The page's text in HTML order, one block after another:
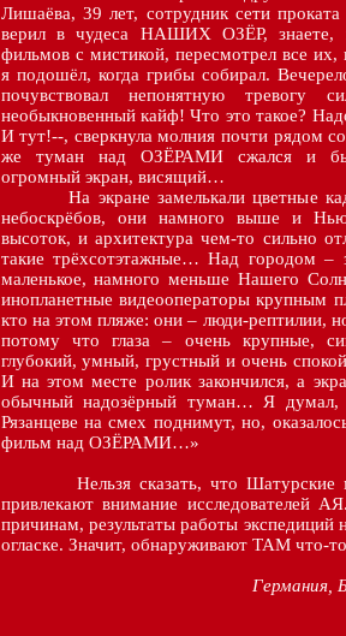
Лишаёва, 39 лет, сотрудник сети
верил в чудеса НАШИХ ОЗЁР, знаете,
фильмов с мистикой, пересмотрел все
я подошёл, когда грибы собирал.
почувствовал непонятную тревогу
необыкновенный кайф! Что это такое?
И тут!--, сверкнула молния почти рядом
же туман над ОЗЁРАМИ сжался и
огромный экран, висящий…
На экране замелькали цветные
небоскрёбов, они намного выше и
высоток, и архитектура чем-то сильно
такие трёхсотэтажные… Над городом –
маленькое, намного меньше Нашего
инопланетные видеооператоры крупным
кто на этом пляже: они – люди-рептилии,
потому что глаза – очень крупные,
глубокий, умный, грустный и очень
И на этом месте ролик закончился, а
обычный надозёрный туман… Я
Рязанцеве на смех поднимут, но,
фильм над ОЗЁРАМИ…»
Нельзя сказать, что Шатурские
привлекают внимание исследователей
причинам, результаты работы
огласке. Значит, обнаруживают ТАМ что-
Германия,